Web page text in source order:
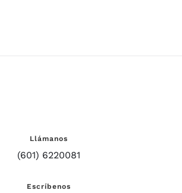
Llámanos
(601) 6220081
Escríbenos